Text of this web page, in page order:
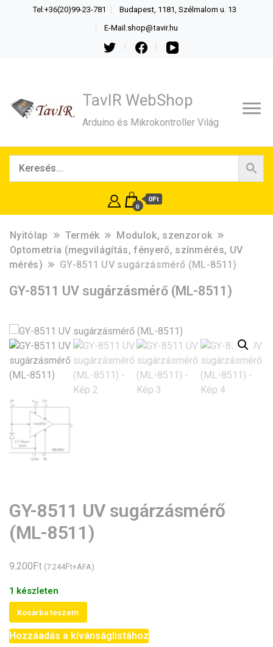
Tel:+36(20)99-23-781 Budapest, 1181, Szélmalom u. 13
E-Mail:shop@tavir.hu
TavIR WebShop
Arduino és Mikrokontroller Világ
0
0Ft
Nyitólap Termék
Modulok, szenzorok
Optometria (megvilágítás, fényerő, színmérés, UV
mérés)
GY-8511 UV sugárzásmérő (ML-8511)
GY-8511 UV sugárzásmérő (ML-8511)
GY-8511 UV sugárzásmérő
(ML-8511)
9.200Ft (7.244Ft+ÁFA)
1 készleten
GY-
8511
UV
Kosárba teszem
Hozzáadás a kívánságlistához